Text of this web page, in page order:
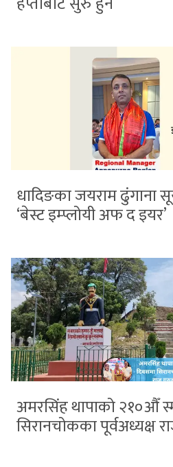
धादिङका जयराम ढुंगाना
‘बेस्ट इम्प्लोयी अफ द इयर’
अमरसिंह थापाको २१०औँ
सिरानचोकका पूर्वअध्यक्ष